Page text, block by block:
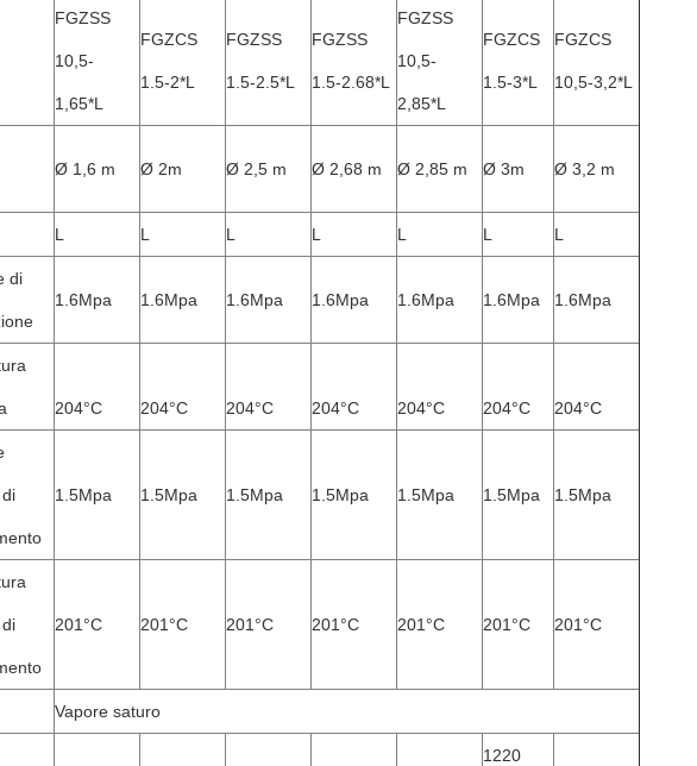
FGZSS
10,5-
1,65*L
FGZCS
1.5-2*L
FGZSS
1.5-2.5*L
FGZSS
1.5-2.68*L
FGZSS
10,5-
2,85*L
FGZCS
1.5-3*L
FGZCS
10,5-3,2*L
Ø 1,6 m Ø 2m Ø 2,5 m Ø 2,68 m Ø 2,85 m Ø 3m Ø 3,2 m
L L L L L L L
di
1.6Mpa 1.6Mpa 1.6Mpa 1.6Mpa 1.6Mpa 1.6Mpa 1.6Mpa
204°C 204°C 204°C 204°C 204°C 204°C 204°C
1.5Mpa 1.5Mpa 1.5Mpa 1.5Mpa 1.5Mpa 1.5Mpa 1.5Mpa
201°C 201°C 201°C 201°C 201°C 201°C 201°C
Vapore saturo
1220